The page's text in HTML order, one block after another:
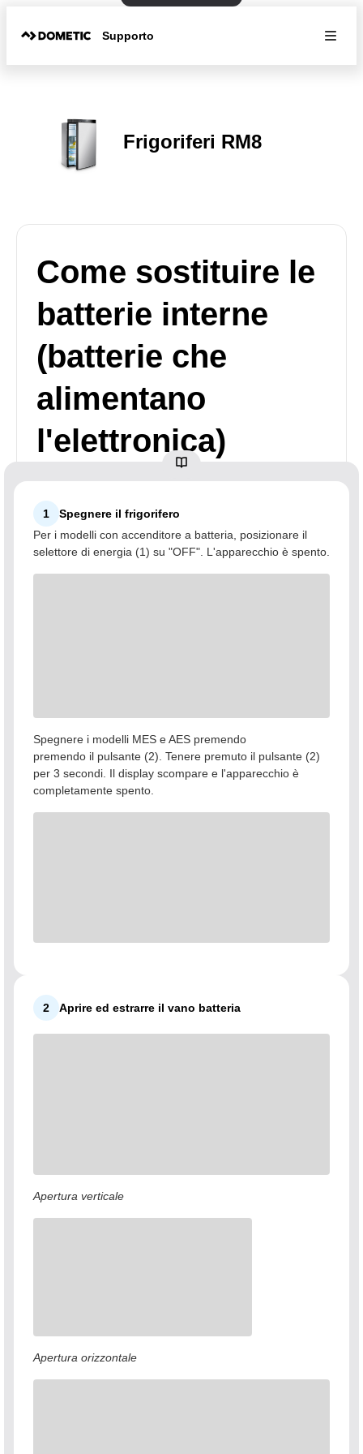
Supporto
Frigoriferi RM8
Come sostituire le
batterie interne
(batterie che
alimentano
l'elettronica)
1
Spegnere il frigorifero
Per i modelli con accenditore a batteria, posizionare il
selettore di energia (1) su "OFF". L'apparecchio è spento.
Spegnere i modelli MES e AES premendo
premendo il pulsante (2). Tenere premuto il pulsante (2)
per 3 secondi. Il display scompare e l'apparecchio è
completamente spento.
2 Aprire ed estrarre il vano batteria
Apertura verticale
Apertura orizzontale